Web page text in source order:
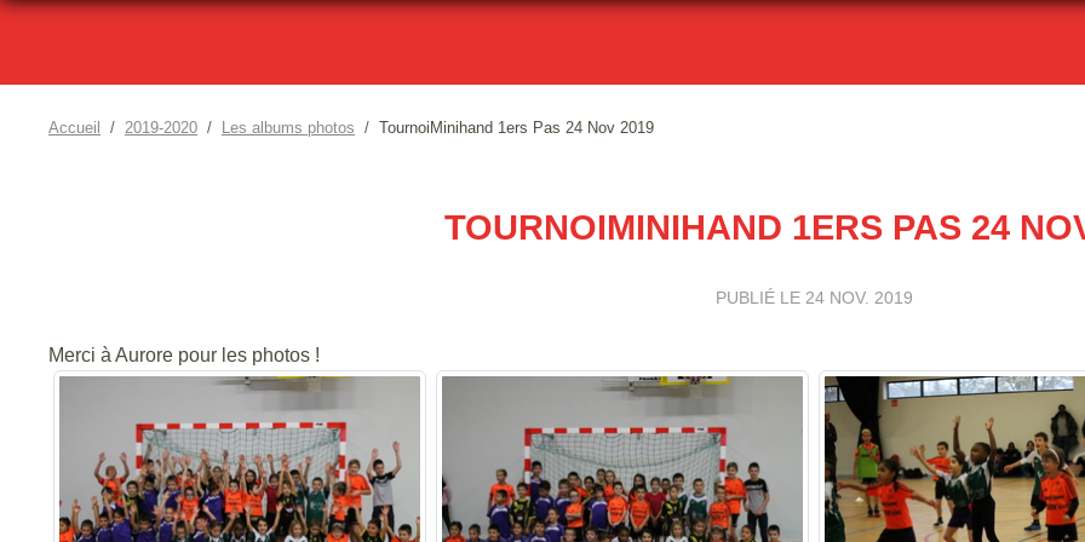
Accueil 2019-2020 Les albums photos TournoiMinihand 1ers Pas 24 Nov 2019
TOURNOIMINIHAND 1ERS PAS 24
PUBLIÉ LE 24 NOV. 2019
Merci à Aurore pour les photos !